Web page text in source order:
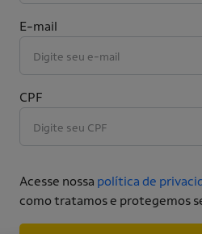
E-mail
CPF
Acesse nossa política de
como tratamos e protegemos